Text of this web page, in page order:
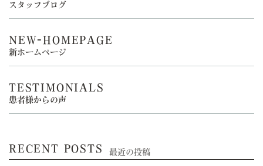
スタッフブログ
NEW-HOMEPAGE
新ホームページ
TESTIMONIALS
患者様からの声
RECENT POSTS 最近の投稿